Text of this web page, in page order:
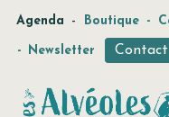
Agenda - Boutique -
- Newsletter Contact